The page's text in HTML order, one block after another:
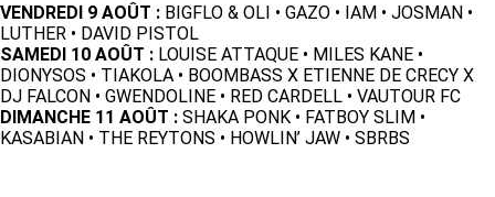
VENDREDI 9 AOÛT : BIGFLO & OLI • GAZO • IAM • JOSMAN •
LUTHER • DAVID PISTOL
SAMEDI 10 AOÛT : LOUISE ATTAQUE • MILES KANE •
DIONYSOS • TIAKOLA • BOOMBASS X ETIENNE DE CRECY X
DJ FALCON • GWENDOLINE • RED CARDELL • VAUTOUR FC
DIMANCHE 11 AOÛT : SHAKA PONK • FATBOY SLIM •
KASABIAN • THE REYTONS • HOWLIN’ JAW • SBRBS